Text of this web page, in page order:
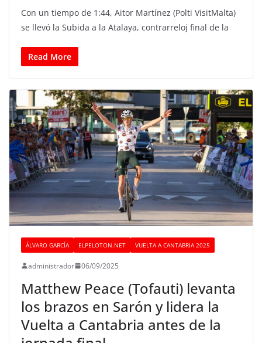
Con un tiempo de 1:44, Aitor Martínez (Polti VisitMalta)
se llevó la Subida a la Atalaya, contrarreloj final de la
Read More
ÁLVARO GARCÍA ELPELOTON.NET VUELTA A CANTABRIA 2025
administrador 06/09/2025
Matthew Peace (Tofauti) levanta
los brazos en Sarón y lidera la
Vuelta a Cantabria antes de la